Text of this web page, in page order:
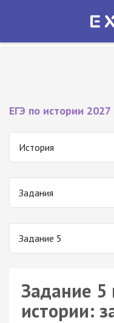
Экзамер —
ЕГЭ по истории 2027
История
Задания
Задание 5
Задание 5
истории: